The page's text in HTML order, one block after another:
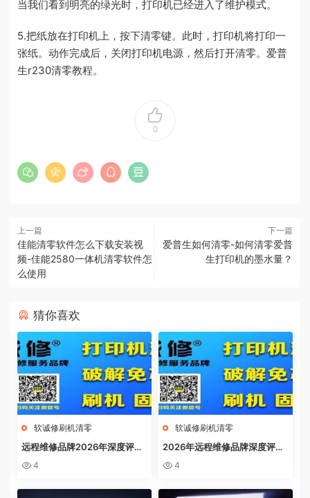
当我们看到明亮的绿光时，打印机已经进入了维护模式。
5.把纸放在打印机上，按下清零键。此时，打印机将打印一
张纸。动作完成后，关闭打印机电源，然后打开清零。爱普
生r230清零教程。
0
上一篇
佳能清零软件怎么下载安装视
频-佳能2580一体机清零软件怎
么使用
下一篇
爱普生如何清零-如何清零爱普
生打印机的墨水量？
猜你喜欢
软诚修刷机清零
远程维修品牌2026年深度评
测：软诚修、远城修吧、远城在
4
软诚修刷机清零
2026年远程维修品牌深度评
测：软诚修、远城修吧、远城在
4